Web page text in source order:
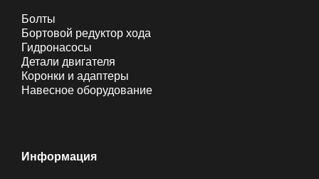
Болты
Бортовой редуктор хода
Гидронасосы
Детали двигателя
Коронки и адаптеры
Навесное оборудование
Информация